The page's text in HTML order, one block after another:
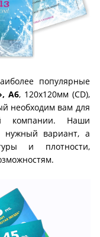
популярные
А6, 120х120мм (CD),
необходим вам для
компании. Наши
нужный вариант, а
и плотности,